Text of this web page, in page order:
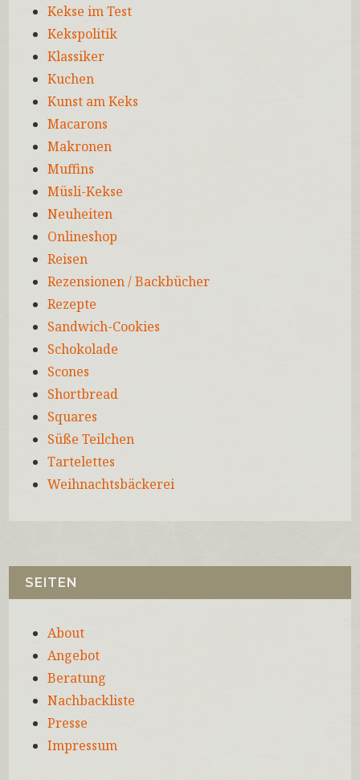
Kekse im Test
Kekspolitik
Klassiker
Kuchen
Kunst am Keks
Macarons
Makronen
Muffins
Müsli-Kekse
Neuheiten
Onlineshop
Reisen
Rezensionen / Backbücher
Rezepte
Sandwich-Cookies
Schokolade
Scones
Shortbread
Squares
Süße Teilchen
Tartelettes
Weihnachtsbäckerei
SEITEN
About
Angebot
Beratung
Nachbackliste
Presse
Impressum